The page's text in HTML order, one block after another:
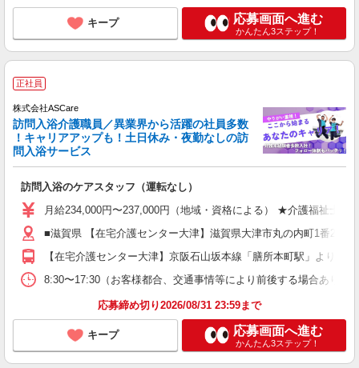
キープ 応募画面へ進む
かんたん3ステップ！
正社員
株式会社ASCare
訪問入浴介護職員／異業界から活躍の社員多数
！キャリアアップも！土日休み・夜勤なしの訪
問入浴サービス
訪問入浴のケアスタッフ（運転なし）
月給234,000円〜237,000円（地域・資格による） ★介護福祉士の
■滋賀県 【在宅介護センター大津】滋賀県大津市丸の内町1番23
【在宅介護センター大津】京阪石山坂本線「膳所本町駅」より
8:30〜17:30（お客様都合、交通事情等により前後する場合あり）
応募締め切り2026/08/31 23:59まで
キープ 応募画面へ進む
かんたん3ステップ！